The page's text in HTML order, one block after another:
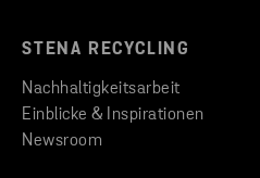
STENA RECYCLING
Nachhaltigkeitsarbeit
Einblicke & Inspirationen
Newsroom